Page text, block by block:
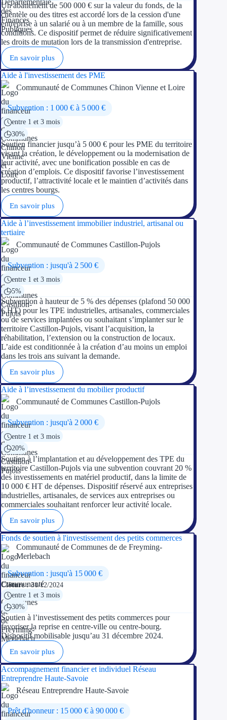
Un abattement de 500 000 € sur la valeur du fonds, de la
clientèle ou des titres est accordé lors de la cession d'une
entreprise à un salarié ou à un membre de la famille, sous
conditions. Ce dispositif permet de réduire significativement
les droits de mutation lors de la transmission d'entreprise.
En savoir plus
Aide à l'investissement des PME
Communauté de Communes Chinon Vienne et Loire
Subvention : 1 000 € à 5 000 €
entre 1 et 3 mois
30%
Soutien financier jusqu’à 5 000 € pour les PME du territoire
visant la création, le développement ou la modernisation de
leur activité, avec une bonification possible en cas de
création d’emplois. Ce dispositif favorise l’investissement
productif, l’attractivité locale et le maintien d’activités dans
les centres bourgs.
En savoir plus
Aide à l’investissement immobilier industriel, artisanal ou
tertiaire
Communauté de Communes Castillon-Pujols
Subvention : jusqu'à 2 500 €
entre 1 et 3 mois
5%
Subvention à hauteur de 5 % des dépenses (plafond 50 000
€ HT) pour les TPE industrielles, artisanales, commerciales
ou de services implantées ou souhaitant s’implanter sur le
territoire Castillon-Pujols, visant l’acquisition, la
réhabilitation, l’extension ou la construction de locaux.
L’aide est conditionnée à la création d’au moins un emploi
dans les trois ans suivant la demande.
En savoir plus
Aide à l’investissement du mobilier productif
Communauté de Communes Castillon-Pujols
Subvention : jusqu'à 2 000 €
entre 1 et 3 mois
20%
Soutien à l’implantation et au développement des TPE du
territoire Castillon-Pujols via une subvention couvrant 20 %
des investissements en matériel productif, dans la limite de
10 000 € HT de dépenses. Dispositif réservé aux entreprises
industrielles, artisanales, de services aux entreprises ou
commerciales souhaitant renforcer leur activité locale.
En savoir plus
Fonds de soutien à l'investissement des petits commerces
Communauté de Communes de de Freyming-
Merlebach
Subvention : jusqu'à 15 000 €
Clôture :31/12/2024
entre 1 et 3 mois
30%
Soutien à l’investissement des petits commerces pour
favoriser la reprise en centre-ville ou centre-bourg.
Dispositif mobilisable jusqu’au 31 décembre 2024.
En savoir plus
Accompagnement financier et individuel Réseau
Entreprendre Haute-Savoie
Réseau Entreprendre Haute-Savoie
Prêt d'honneur : 15 000 € à 90 000 €